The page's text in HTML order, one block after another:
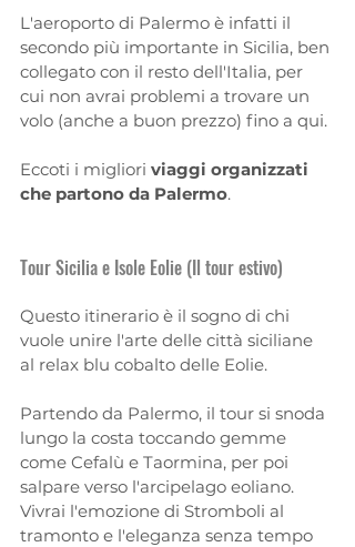
L'aeroporto di Palermo è infatti il
secondo più importante in Sicilia, ben
collegato con il resto dell'Italia, per
cui non avrai problemi a trovare un
volo (anche a buon prezzo) fino a qui.
Eccoti i migliori viaggi organizzati
che partono da Palermo.
Tour Sicilia e Isole Eolie (Il tour estivo)
Questo itinerario è il sogno di chi
vuole unire l'arte delle città siciliane
al relax blu cobalto delle Eolie.
Partendo da Palermo, il tour si snoda
lungo la costa toccando gemme
come Cefalù e Taormina, per poi
salpare verso l'arcipelago eoliano.
Vivrai l'emozione di Stromboli al
tramonto e l'eleganza senza tempo